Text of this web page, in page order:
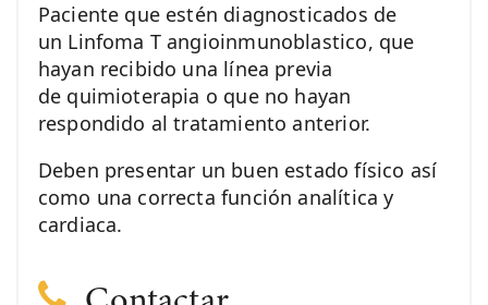
Paciente que estén diagnosticados de
un Linfoma T angioinmunoblastico, que
hayan recibido una línea previa
de quimioterapia o que no hayan
respondido al tratamiento anterior.
Deben presentar un buen estado físico así
como una correcta función analítica y
cardiaca.